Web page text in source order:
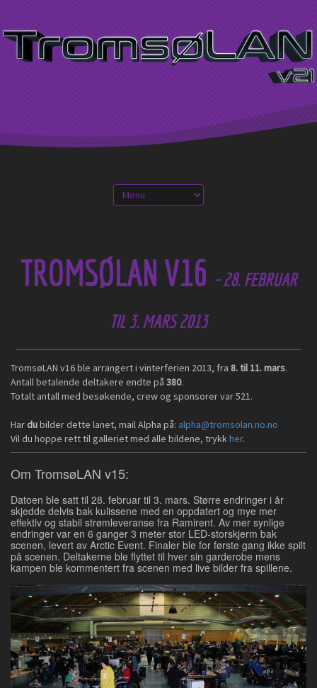
TROMSØLAN V16 - 28. FEBRUAR
TIL 3. MARS 2013
TromsøLAN v16 ble arrangert i vinterferien 2013, fra 8. til 11. mars.
Antall betalende deltakere endte på 380.
Totalt antall med besøkende, crew og sponsorer var 521.
Har dubilder dette lanet, mail Alpha på: alpha@tromsolan.no.no
Vil du hoppe rett til galleriet med alle bildene, trykkher.
Om TromsøLAN v15:
Datoen ble satt til 28. februar til 3. mars. Større endringer i år
skjedde delvis bak kulissene med en oppdatert og mye mer
effektiv og stabil strømleveranse fra Ramirent. Av mer synlige
endringer var en 6 ganger 3 meter stor LED-storskjerm bak
scenen, levert av Arctic Event. Finaler ble for første gang ikke spilt
på scenen. Deltakerne ble flyttet til hver sin garderobe mens
kampen ble kommentert fra scenen med live bilder fra spillene.